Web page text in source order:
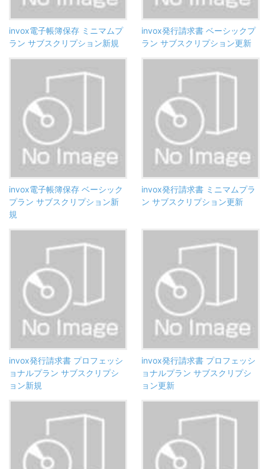
invox電子帳簿保存 ミニマムプ
ラン サブスクリプション新規
invox発行請求書 ベーシックプ
ラン サブスクリプション更新
invox電子帳簿保存 ベーシック
プラン サブスクリプション新
規
invox発行請求書 ミニマムプラ
ン サブスクリプション更新
invox発行請求書 プロフェッシ
ョナルプラン サブスクリプシ
ョン新規
invox発行請求書 プロフェッシ
ョナルプラン サブスクリプシ
ョン更新